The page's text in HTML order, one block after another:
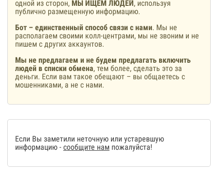
одной из сторон, МЫ ИЩЕМ ЛЮДЕЙ, используя
публично размещенную информацию.
Бот – единственный способ связи с нами. Мы не
располагаем своими колл-центрами, мы не звоним и не
пишем с других аккаунтов.
Мы не предлагаем и не будем предлагать включить
людей в списки обмена, тем более, сделать это за
деньги. Если вам такое обещают – вы общаетесь с
мошенниками, а не с нами.
Если Вы заметили неточную или устаревшую
информацию - сообщите нам пожалуйста!